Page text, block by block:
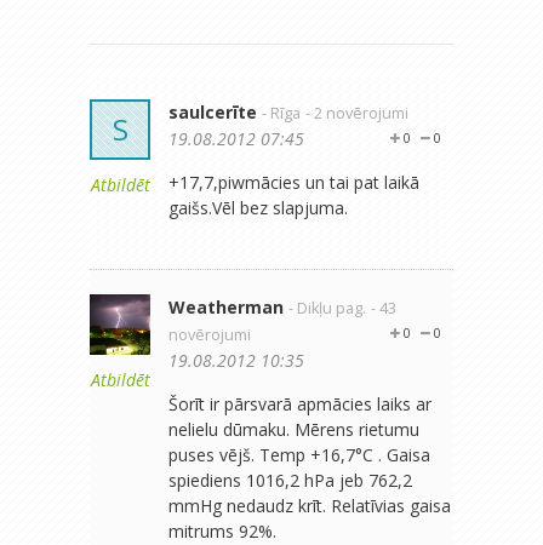
S
Atbildēt
saulcerīte - Rīga - 2 novērojumi
0
0
19.08.2012 07:45
+17,7,piwmācies un tai pat laikā
gaišs.Vēl bez slapjuma.
Atbildēt
Weatherman - Dikļu pag. - 43
novērojumi
0
0
19.08.2012 10:35
Šorīt ir pārsvarā apmācies laiks ar
nelielu dūmaku. Mērens rietumu
puses vējš. Temp +16,7°C . Gaisa
spiediens 1016,2 hPa jeb 762,2
mmHg nedaudz krīt. Relatīvias gaisa
mitrums 92%.